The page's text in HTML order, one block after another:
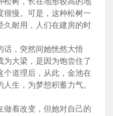
很慢。可是，这种松树一
久耐用，人们在建房的时
，突然间她恍然大悟
为大梁，是因为饱尝住了
个道理后，从此，金池在
生，为梦想积蓄力气。
着改变，但她对自己的